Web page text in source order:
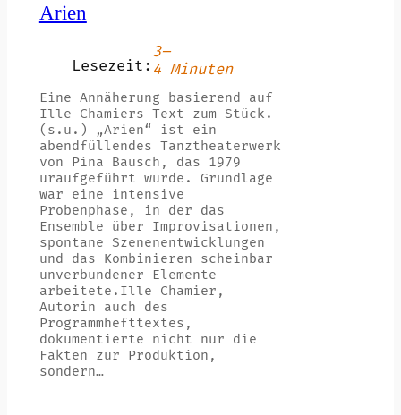
Arien
Lesezeit:
3–
4 Minuten
Eine Annäherung basierend auf
Ille Chamiers Text zum Stück.
(s.u.) „Arien“ ist ein
abendfüllendes Tanztheaterwerk
von Pina Bausch, das 1979
uraufgeführt wurde. Grundlage
war eine intensive
Probenphase, in der das
Ensemble über Improvisationen,
spontane Szenenentwicklungen
und das Kombinieren scheinbar
unverbundener Elemente
arbeitete.Ille Chamier,
Autorin auch des
Programmhefttextes,
dokumentierte nicht nur die
Fakten zur Produktion,
sondern…